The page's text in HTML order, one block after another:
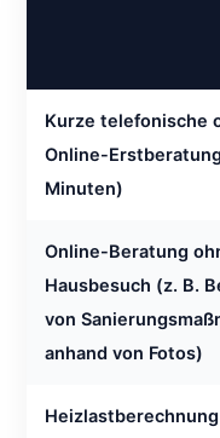
Kurze telefonische
Online-
Minuten)
Online-Beratung
Hausbesuch (z. B.
von
anhand von Fotos)
Heizlastberechnung